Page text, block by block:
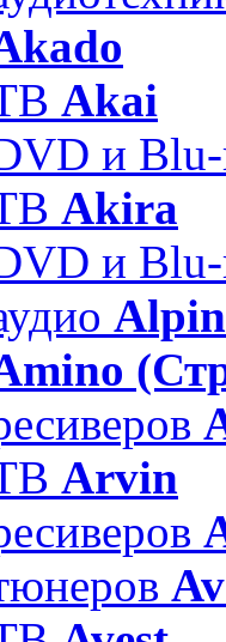
Akai
и
Akira
и
Arvin